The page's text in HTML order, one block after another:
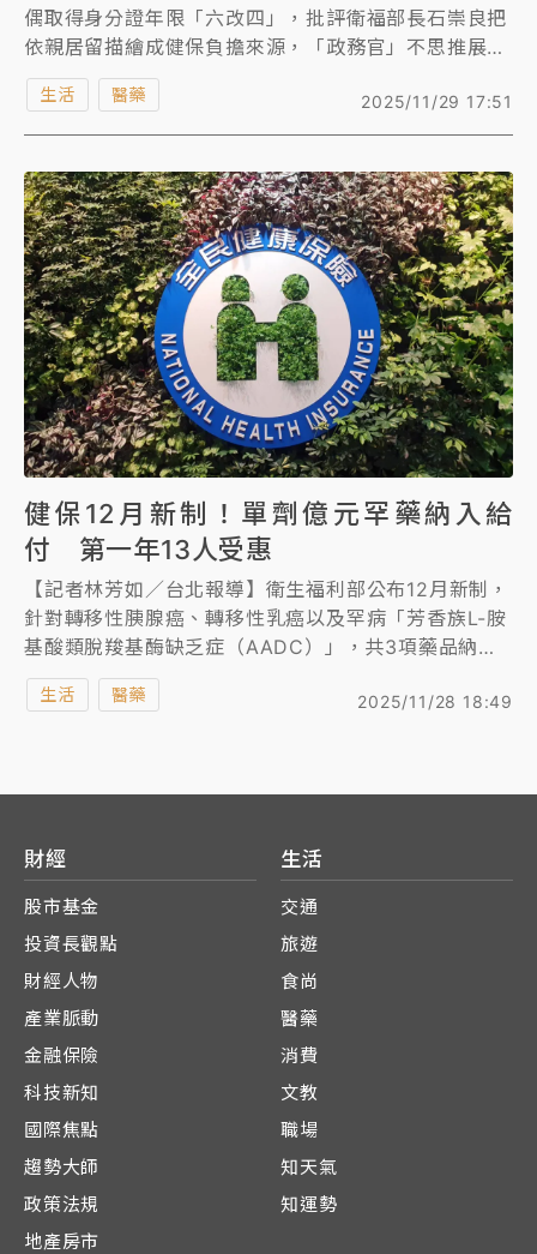
偶取得身分證年限「六改四」，批評衛福部長石崇良把
依親居留描繪成健保負擔來源，「政務官」不思推展政
務，反而把自己當成「政治官」。石崇良今日(11/29)
回應，長期以來都是按照專業去評估，「我講話很直
啦」，我只是點出事實，中國籍和其他外國籍配偶的規
2025/11/29 17:51
生活 醫藥
健保12月新制！單劑億元罕藥納入給
付 第一年13人受惠
【記者林芳如／台北報導】衛生福利部公布12月新制，
針對轉移性胰腺癌、轉移性乳癌以及罕病「芳香族L-胺
基酸類脫羧基酶缺乏症（AADC）」，共3項藥品納入
健保給付，其中AADC基因治療藥物，創健保給付史上
單價最高，一劑要價一億元，預估生效後第1年有13人
2025/11/28 18:49
生活 醫藥
財經
股市基金
投資長觀點
財經人物
產業脈動
金融保險
科技新知
國際焦點
趨勢大師
政策法規
地產房市
生活
交通
旅遊
食尚
醫藥
消費
文教
職場
知天氣
知運勢